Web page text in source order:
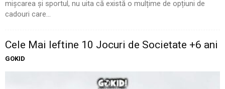
mișcarea și sportul, nu uita că există o mulțime de opțiuni de
cadouri care...
Cele Mai Ieftine 10 Jocuri de Societate +6 ani
GOKID